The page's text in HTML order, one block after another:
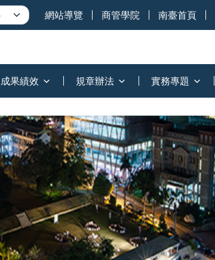
網站導覽 商管學院 南臺首頁
成果績效 規章辦法 實務專題